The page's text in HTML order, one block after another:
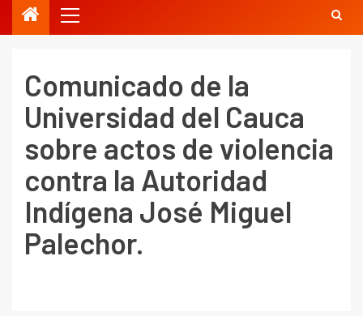
Comunicado de la
Universidad del Cauca
sobre actos de violencia
contra la Autoridad
Indígena José Miguel
Palechor.